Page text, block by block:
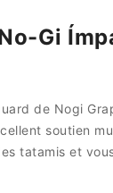
Gi
de Nogi
soutien
tatamis et